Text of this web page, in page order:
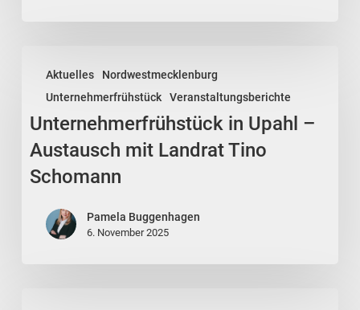
Aktuelles
Nordwestmecklenburg
Unternehmerfrühstück
Veranstaltungsberichte
Upahl
–
Austausch
mit
Tino
Schomann
Unternehmerfrühstück in Upahl –
Austausch mit Landrat Tino
Schomann
Pamela Buggenhagen
6. November 2025